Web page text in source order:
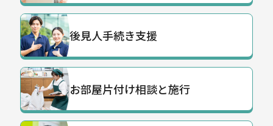
後見人手続き支援
お部屋片付け相談と施行